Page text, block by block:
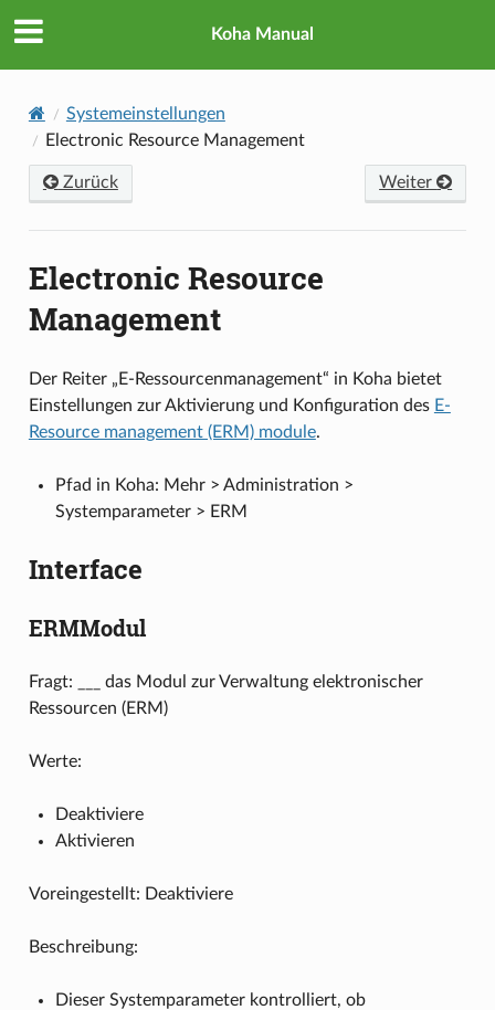
Koha Manual
Systemeinstellungen
Electronic Resource Management
Zurück Weiter
Electronic Resource
Management
Der Reiter „E-Ressourcenmanagement“ in Koha bietet
Einstellungen zur Aktivierung und Konfiguration des E-
Resource management (ERM) module.
Pfad in Koha: Mehr > Administration >
Systemparameter > ERM
Interface
ERMModul
Fragt: ___ das Modul zur Verwaltung elektronischer
Ressourcen (ERM)
Werte:
Deaktiviere
Aktivieren
Voreingestellt: Deaktiviere
Beschreibung:
Dieser Systemparameter kontrolliert, ob